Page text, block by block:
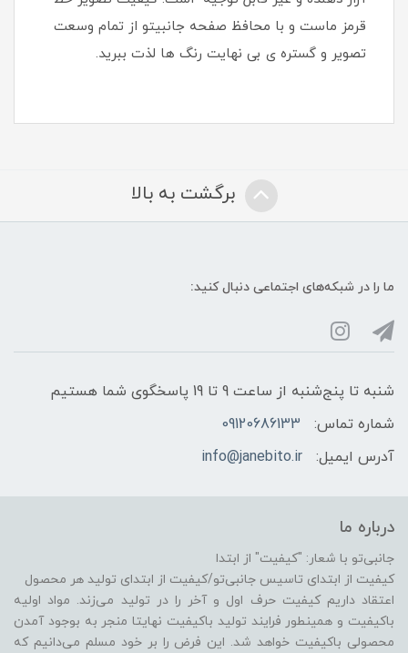
قرمز ماست و با محافظ صفحه جانبیتو از تمام وسعت
تصویر و گستره ی بی نهایت رنگ ها لذت ببرید.
برگشت به بالا
ما را در شبکه‌های اجتماعی دنبال کنید:
شنبه تا پنج‌شنبه از ساعت 9 تا 19 پاسخگوی شما هستیم
شماره تماس:
09120686133
آدرس ایمیل:
info@janebito.ir
درباره ما
جانبی‌تو با شعار: "کیفیت" از ابتدا
کیفیت از ابتدای تاسیس جانبی‌تو/کیفیت از ابتدای تولید هر محصول
اعتقاد داریم کیفیت حرف اول و آخر را در تولید می‌زند. مواد اولیه
باکیفیت و همینطور فرایند تولید باکیفیت نهایتا منجر به بوجود آمدن
محصولی باکیفیت خواهد شد. این فرض را بر خود مسلم می‌دانیم که